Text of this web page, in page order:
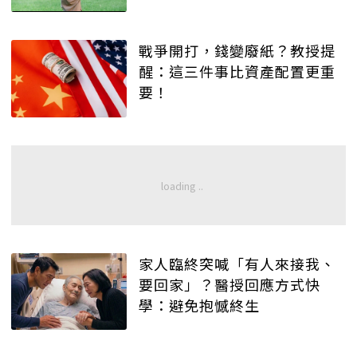
戰爭開打，錢變廢紙？教授提
醒：這三件事比資產配置更重
要！
家人臨終突喊「有人來接我、
要回家」？醫授回應方式快
學：避免抱憾終生